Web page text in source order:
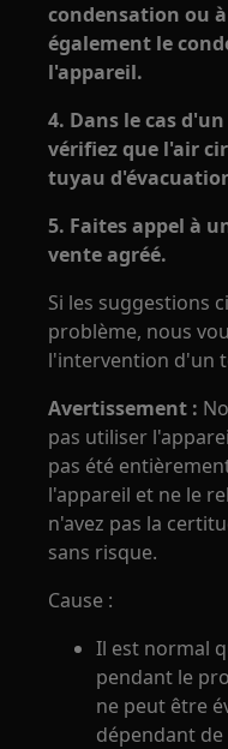
condensation ou
également le
l'appareil.
4. Dans le cas
vérifiez que l'air
tuyau
5. Faites appel à
vente agréé.
Si les suggestions
problème, nous
l'intervention d'un
Avertissement :
pas utiliser
pas été
l'appareil et ne le
n'avez pas la
sans risque.
Cause :
Il est normal
pendant le
ne peut être
dépendant de